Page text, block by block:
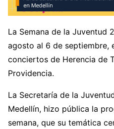
La Semana de la Juventud
agosto al 6 de septiembre,
conciertos de Herencia de
Providencia.
La Secretaría de la
Medellín, hizo pública la
semana, que su temática